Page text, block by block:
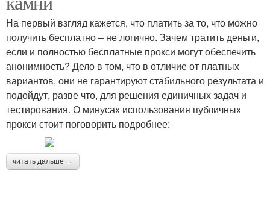
На первый взгляд кажется, что платить за то, что можно
получить бесплатно – не логично. Зачем тратить деньги,
если и полностью бесплатные прокси могут обеспечить
анонимность? Дело в том, что в отличие от платных
вариантов, они не гарантируют стабильного результата и
подойдут, разве что, для решения единичных задач и
тестирования. О минусах использования публичных
прокси стоит поговорить подробнее:
читать дальше →